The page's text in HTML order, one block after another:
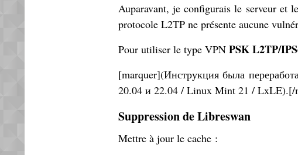
Auparavant, je configurais le serveur et
protocole L2TP ne présente aucune
Pour utiliser le type VPN PSK L2TP/
[marquer](Инструкция была
20.04 и 22.04 / Linux Mint 21 / LxLE).[/
Suppression de Libreswan
Mettre à jour le cache :